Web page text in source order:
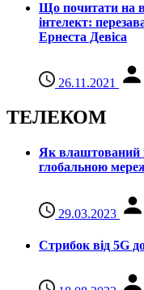
Що почитати на
інтелект:
Ернеста Девіса
26.11.2021
ТЕЛЕКОМ
Як влаштований
глобальною
29.03.2023
Стрибок від 5G